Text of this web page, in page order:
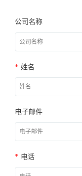
公司名称
* 姓名
电子邮件
* 电话